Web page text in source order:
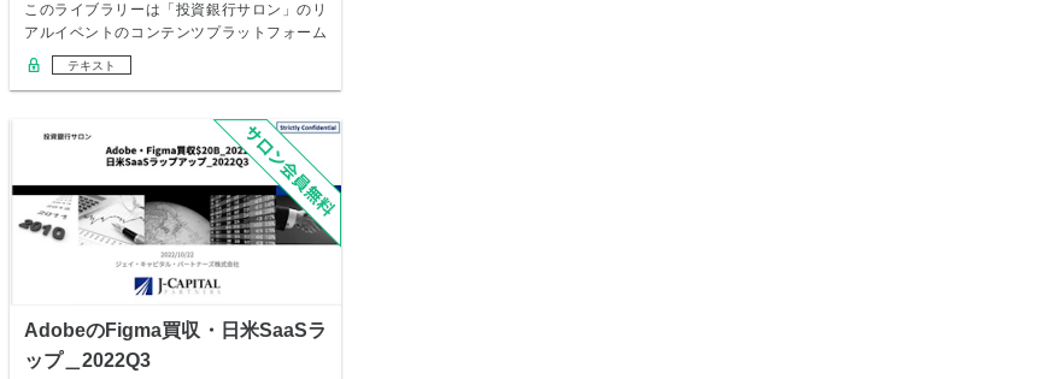
このライブラリーは「投資銀行サロン」のリ
アルイベントのコンテンツプラットフォーム
になります…
テキスト
AdobeのFigma買収・日米SaaSラ
ップ＿2022Q3